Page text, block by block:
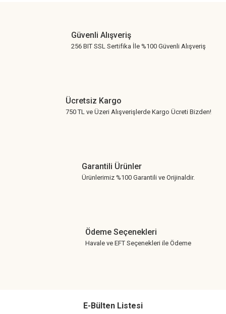
Güvenli Alışveriş
256 BIT SSL Sertifika İle %100 Güvenli Alışveriş
Ücretsiz Kargo
750 TL ve Üzeri Alışverişlerde Kargo Ücreti Bizden!
Garantili Ürünler
Ürünlerimiz %100 Garantili ve Orijinaldir.
Ödeme Seçenekleri
Havale ve EFT Seçenekleri ile Ödeme
E-Bülten Listesi